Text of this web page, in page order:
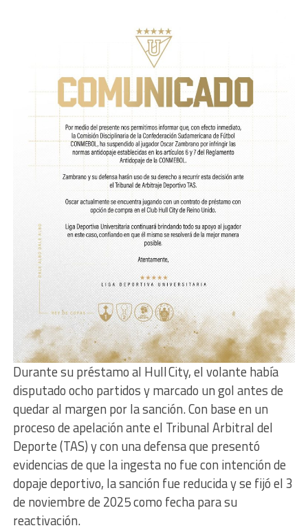
Durante su préstamo al Hull City, el volante había
disputado ocho partidos y marcado un gol antes de
quedar al margen por la sanción. Con base en un
proceso de apelación ante el Tribunal Arbitral del
Deporte (TAS) y con una defensa que presentó
evidencias de que la ingesta no fue con intención de
dopaje deportivo, la sanción fue reducida y se fijó el 3
de noviembre de 2025 como fecha para su
reactivación.